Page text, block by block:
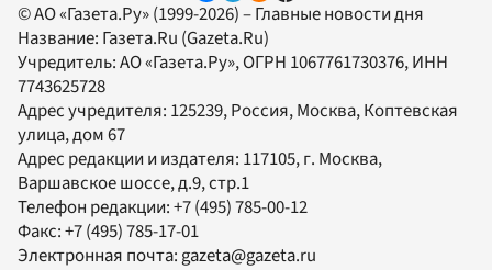
© АО «Газета.Ру» (1999-2026) – Главные новости дня
Название: Газета.Ru (Gazeta.Ru)
Учредитель:АО «Газета.Ру», ОГРН 1067761730376, ИНН
7743625728
Адрес учредителя: 125239, Россия, Москва, Коптевская
улица, дом 67
Адрес редакции и издателя: 117105, г. Москва,
Варшавское шоссе, д.9, стр.1
Телефон редакции:+7 (495) 785-00-12
Факс:+7 (495) 785-17-01
Электронная почта:gazeta@gazeta.ru